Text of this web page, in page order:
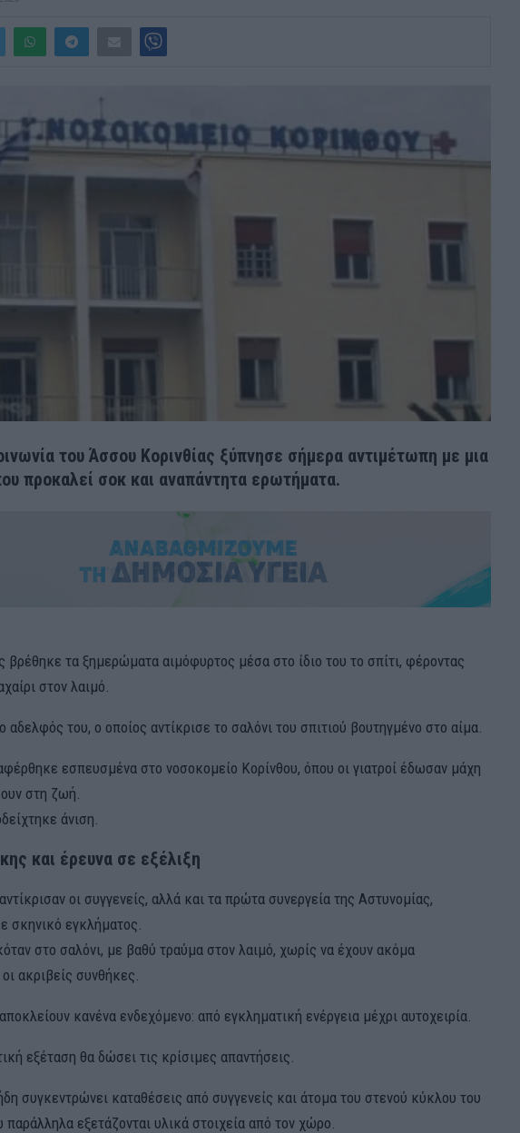
του Άσσου Κορινθίας ξύπνησε σήμερα αντιμέτωπη με μια
προκαλεί σοκ και αναπάντητα ερωτήματα.
βρέθηκε τα ξημερώματα αιμόφυρτος μέσα στο ίδιο του το σπίτι, φέροντας
στον λαιμό.
αδελφός του, ο οποίος αντίκρισε το σαλόνι του σπιτιού βουτηγμένο στο αίμα.
εσπευσμένα στο νοσοκομείο Κορίνθου, όπου οι γιατροί έδωσαν μάχη
στη ζωή.
άνιση.
και έρευνα σε εξέλιξη
οι συγγενείς, αλλά και τα πρώτα συνεργεία της Αστυνομίας,
σκηνικό εγκλήματος.
στο σαλόνι, με βαθύ τραύμα στον λαιμό, χωρίς να έχουν ακόμα
οι ακριβείς συνθήκες.
κανένα ενδεχόμενο: από εγκληματική ενέργεια μέχρι αυτοχειρία.
εξέταση θα δώσει τις κρίσιμες απαντήσεις.
συγκεντρώνει καταθέσεις από συγγενείς και άτομα του στενού κύκλου του
εξετάζονται υλικά στοιχεία από τον χώρο.